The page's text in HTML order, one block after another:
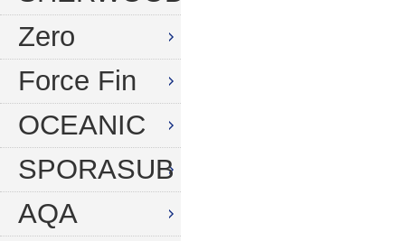
水中デジタルカメラセット
Zero
Force Fin
OCEANIC
SPORASUB
AQA